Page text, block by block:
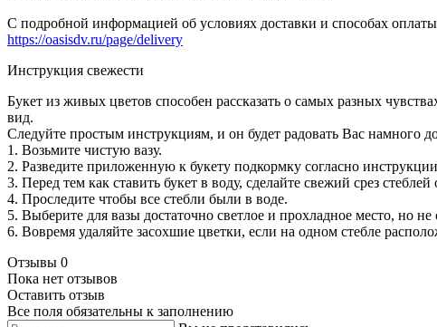
С подробной информацией об условиях доставки и способах
https://oasisdv.ru/page/delivery
Инструкция свежести
Букет из живых цветов способен рассказать о самых разных
вид.
Следуйте простым инструкциям, и он будет радовать Вас намного
1. Возьмите чистую вазу.
2. Разведите приложенную к букету подкормку согласно
3. Перед тем как ставить букет в воду, сделайте свежий срез
4. Проследите чтобы все стебли были в воде.
5. Выберите для вазы достаточно светлое и прохладное место, но
6. Вовремя удаляйте засохшие цветки, если на одном стебле
Отзывы 0
Пока нет отзывов
Оставить отзыв
Все поля обязательны к заполнению